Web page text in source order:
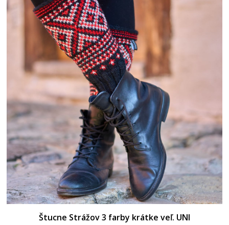
Štucne Strážov 3 farby krátke veľ. UNI